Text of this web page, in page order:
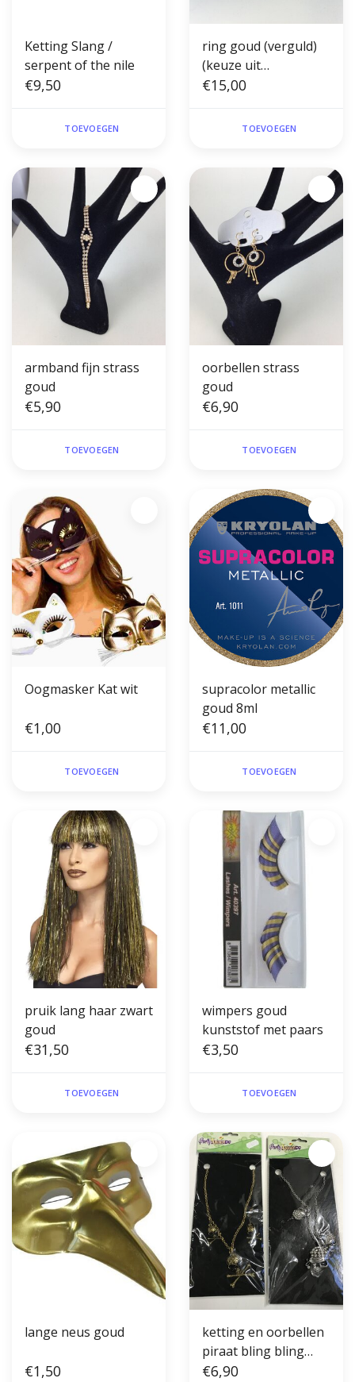
Ketting Slang /
serpent of the nile
€9,50
TOEVOEGEN
ring goud (verguld)
(keuze uit
verschillende
€15,00
TOEVOEGEN
armband fijn strass
goud
€5,90
TOEVOEGEN
oorbellen strass
goud
€6,90
TOEVOEGEN
Oogmasker Kat wit
€1,00
TOEVOEGEN
supracolor metallic
goud 8ml
€11,00
TOEVOEGEN
pruik lang haar zwart
goud
€31,50
TOEVOEGEN
wimpers goud
kunststof met paars
€3,50
TOEVOEGEN
lange neus goud
€1,50
ketting en oorbellen
piraat bling bling
goud OF zilver
€6,90